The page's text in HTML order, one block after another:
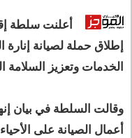
أعلنت سلطة
إطلاق حملة لصيانة
الخدمات وتعزيز السلامة
وقالت السلطة في بيان
أعمال الصيانة على